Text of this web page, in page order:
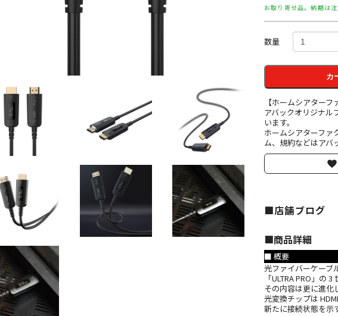
お取り寄せ品。納期は
数量
カ
【ホームシアターフ
アバックオリジナル
います。
ホームシアターファ
ム、規約などはアバ
■店舗ブログ
■︎商品詳細
■ 概要
光ファイバーケーブ
「ULTRA PRO」の
その内容は更に進化
光変換チップは
新たに接続状態を示